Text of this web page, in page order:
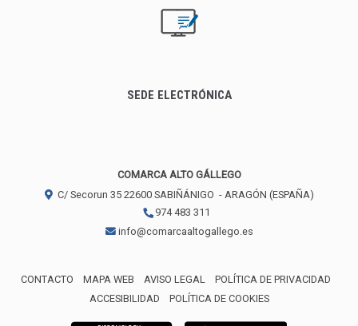
SEDE ELECTRÓNICA
COMARCA ALTO GÁLLEGO
C/ Secorun 35 22600 SABIÑÁNIGO - ARAGÓN (ESPAÑA)
974 483 311
info@comarcaaltogallego.es
CONTACTO MAPA WEB AVISO LEGAL
POLÍTICA DE PRIVACIDAD
ACCESIBILIDAD
POLÍTICA DE COOKIES